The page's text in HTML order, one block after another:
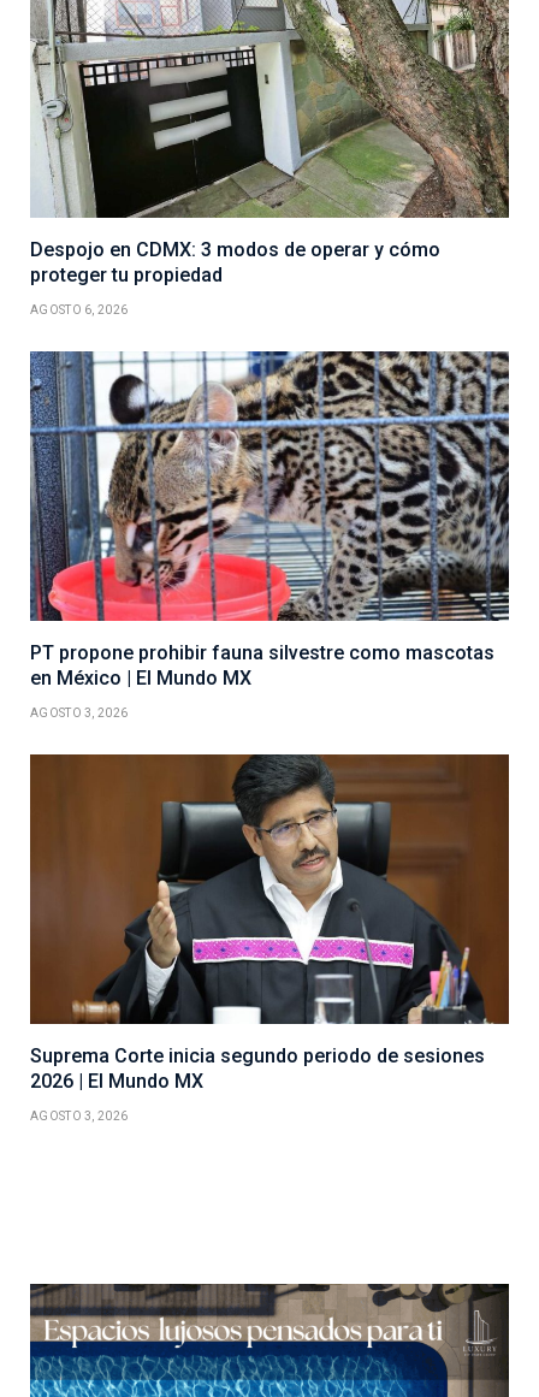
Despojo en CDMX: 3 modos de operar y cómo
proteger tu propiedad
AGOSTO 6, 2026
PT propone prohibir fauna silvestre como mascotas
en México | El Mundo MX
AGOSTO 3, 2026
Suprema Corte inicia segundo periodo de sesiones
2026 | El Mundo MX
AGOSTO 3, 2026